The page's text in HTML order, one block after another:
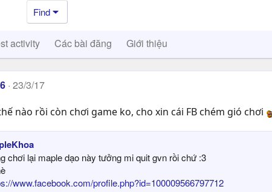
Find
activity Các bài đăng Giới thiệu
23/3/17
nào rồi còn chơi game ko, cho xin cái FB chém gió chơi
chơi lại maple dạo này tưởng mi quit gvn rồi chứ :3
www.facebook.com/profile.php?id=100009566797712